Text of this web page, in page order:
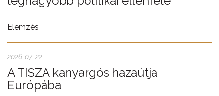
Elemzés
2026-07-22
A TISZA kanyargós hazaútja
Európába